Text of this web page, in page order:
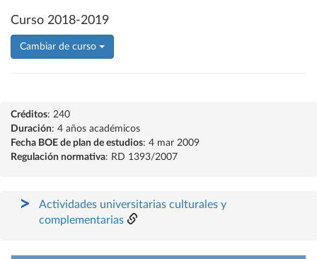
Curso 2018-2019
Cambiar de curso
Créditos: 240
Duración: 4 años académicos
Fecha BOE de plan de estudios: 4 mar 2009
Regulación normativa: RD 1393/2007
Actividades universitarias culturales y
complementarias